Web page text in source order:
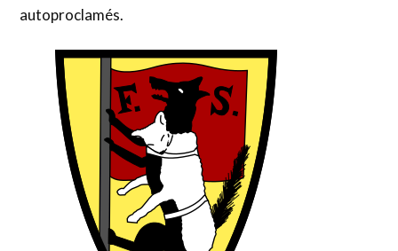
autoproclamés.